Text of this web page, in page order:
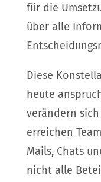
für die
über alle
Diese
heute
verändern
erreichen
Mails, Chats
nicht alle